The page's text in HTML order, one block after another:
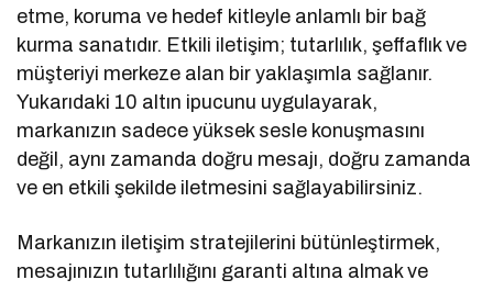
etme, koruma ve hedef kitleyle anlamlı bir bağ
kurma sanatıdır. Etkili iletişim; tutarlılık, şeffaflık ve
müşteriyi merkeze alan bir yaklaşımla sağlanır.
Yukarıdaki 10 altın ipucunu uygulayarak,
markanızın sadece yüksek sesle konuşmasını
değil, aynı zamanda doğru mesajı, doğru zamanda
ve en etkili şekilde iletmesini sağlayabilirsiniz.
Markanızın iletişim stratejilerini bütünleştirmek,
mesajınızın tutarlılığını garanti altına almak ve